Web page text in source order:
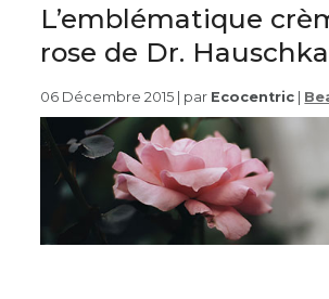
L’emblématique
rose de Dr. Hauschka
06 Décembre 2015 | par Ecocentric